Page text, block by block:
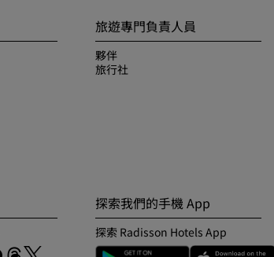
旅遊專門負責人員
夥伴
旅行社
探索我們的手機 App
探索 Radisson Hotels App